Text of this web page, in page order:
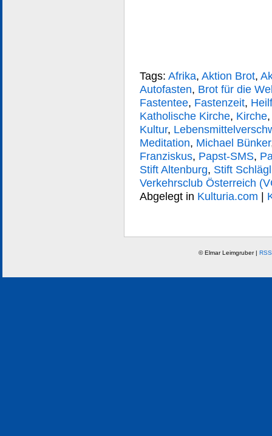
Tags: Afrika, Aktion Brot,
Autofasten, Brot für die
Fastentee, Fastenzeit,
Katholische Kirche, Kirche
Kultur,
Meditation, Michael Bünker
Franziskus, Papst-SMS,
Stift Altenburg, Stift Schlägl
Verkehrsclub Österreich
Abgelegt in Kulturia.com |
© Elmar Leimgruber |